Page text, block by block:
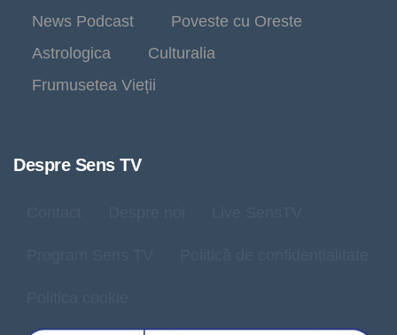
News Podcast
Poveste cu Oreste
Astrologica
Culturalia
Frumusetea Vieții
Despre Sens TV